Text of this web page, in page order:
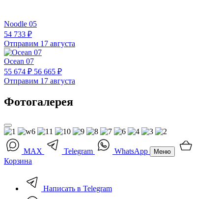
Noodle 05
54 733 ₽
Отправим 17 августа
Ocean 07
55 674 ₽ 56 665 ₽
Отправим 17 августа
Фотогалерея
MAX Telegram WhatsApp Меню
Корзина
Написать в Telegram